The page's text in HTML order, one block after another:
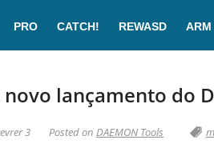
PRO CATCH! REWASD ARM
novo lançamento do
3 Posted on DAEMON Tools